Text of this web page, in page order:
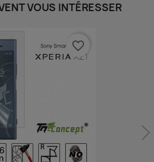
VOUS INTÉRESSER
favorite_border